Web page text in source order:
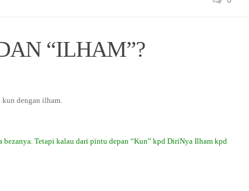
“ILHAM”?
dengan ilham.
Tetapi kalau dari pintu depan “Kun” kpd DiriNya Ilham kpd